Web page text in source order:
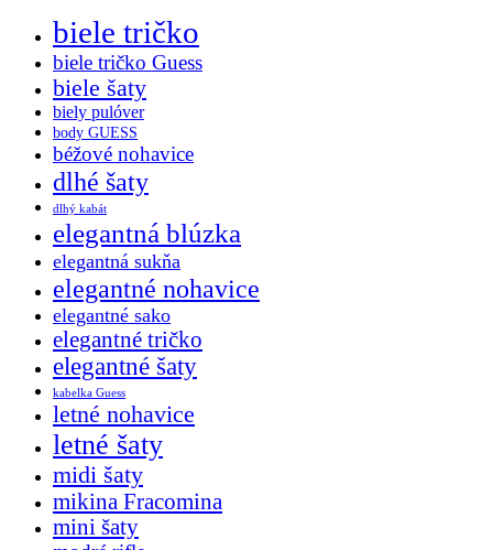
biele tričko
biele tričko Guess
biele šaty
biely pulóver
body GUESS
béžové nohavice
dlhé šaty
dlhý kabát
elegantná blúzka
elegantná sukňa
elegantné nohavice
elegantné sako
elegantné tričko
elegantné šaty
kabelka Guess
letné nohavice
letné šaty
midi šaty
mikina Fracomina
mini šaty